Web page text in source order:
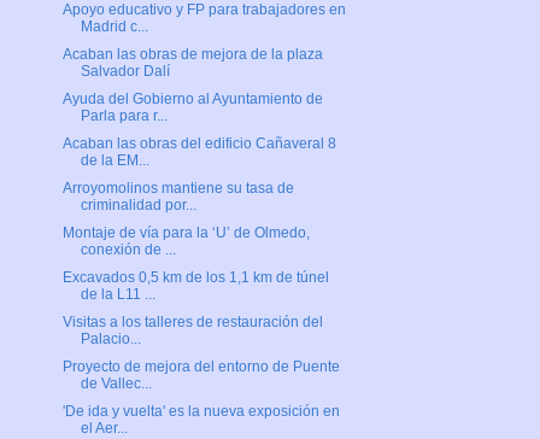
Apoyo educativo y FP para trabajadores en
Madrid c...
Acaban las obras de mejora de la plaza
Salvador Dalí
Ayuda del Gobierno al Ayuntamiento de
Parla para r...
Acaban las obras del edificio Cañaveral 8
de la EM...
Arroyomolinos mantiene su tasa de
criminalidad por...
Montaje de vía para la ‘U’ de Olmedo,
conexión de ...
Excavados 0,5 km de los 1,1 km de túnel
de la L11 ...
Visitas a los talleres de restauración del
Palacio...
Proyecto de mejora del entorno de Puente
de Vallec...
'De ida y vuelta' es la nueva exposición en
el Aer...